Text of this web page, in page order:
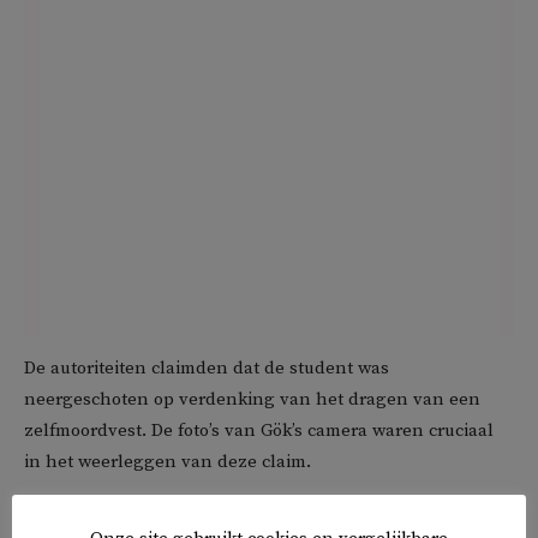
De autoriteiten claimden dat de student was
neergeschoten op verdenking van het dragen van een
zelfmoordvest. De foto’s van Gök’s camera waren cruciaal
in het weerleggen van deze claim.